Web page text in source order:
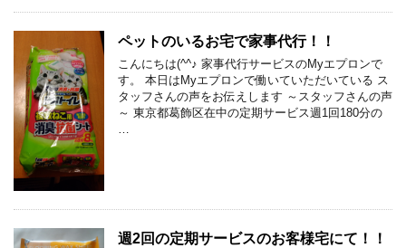
ペットのいるお宅で家事代行！！
こんにちは(^^♪ 家事代行サービスのMyエプロンで
す。 本日はMyエプロンで働いていただいている ス
タッフさんの声をお伝えします ～スタッフさんの声
～ 東京都葛飾区在中の定期サービス週1回180分の
週2回の定期サービスのお客様宅にて！！